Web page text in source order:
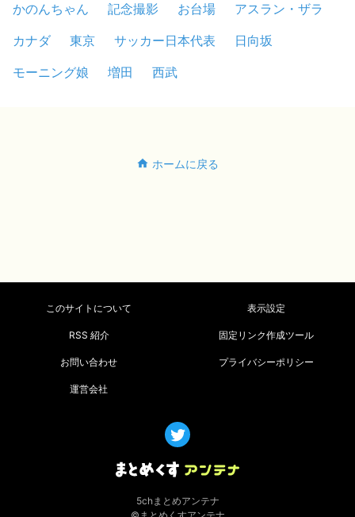
かのんちゃん
記念撮影 お台場
アスラン・ザラ
カナダ
東京 サッカー日本代表
日向坂
モーニング娘
増田 西武
ホームに戻る
このサイトについて 表示設定
RSS 紹介 固定リンク作成ツール
お問い合わせ プライバシーポリシー
運営会社
5chまとめアンテナ